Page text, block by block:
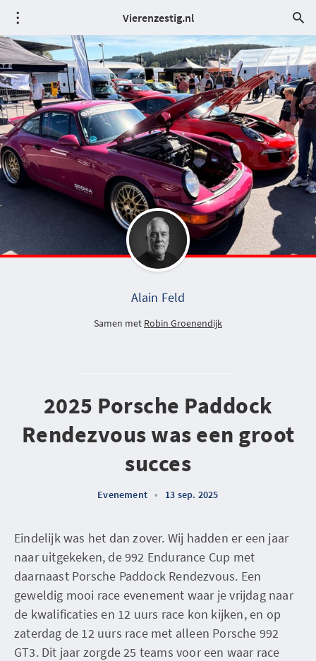
Vierenzestig.nl
Alain Feld
Samen met Robin Groenendijk
2025 Porsche Paddock
Rendezvous was een groot
succes
Evenement • 13 sep. 2025
Eindelijk was het dan zover. Wij hadden er een jaar
naar uitgekeken, de 992 Endurance Cup met
daarnaast Porsche Paddock Rendezvous. Een
geweldig mooi race evenement waar je vrijdag naar
de kwalificaties en 12 uurs race kon kijken, en op
zaterdag de 12 uurs race met alleen Porsche 992
GT3. Dit jaar zorgde 25 teams voor een waar race